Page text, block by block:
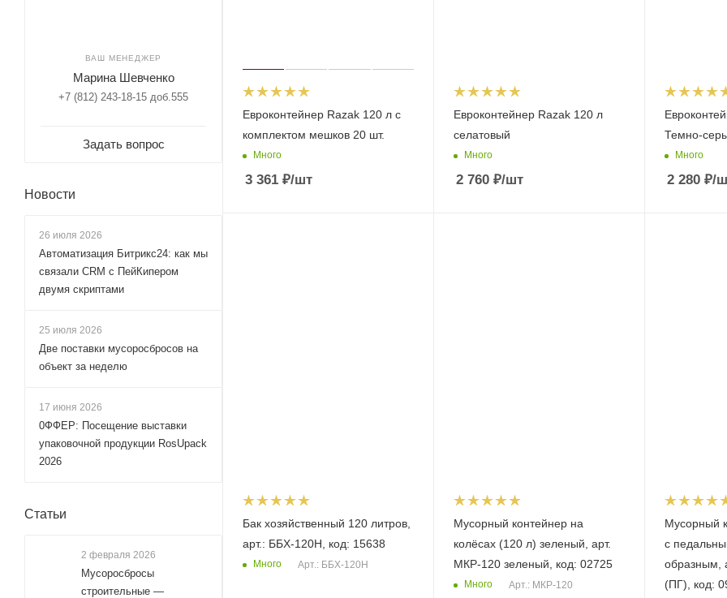
Евроконтейнер Razak 120 л с
комплектом мешков 20 шт.
Много
3 361 ₽/шт
Евроконтейнер Razak 120 л
селатовый
Много
2 760₽/шт
Темно-
Много
2 280₽/
Бак хозяйственный 120 литров,
арт.: ББХ-120Н, код: 15638
Много Арт.: ББХ-120Н
Мусорный контейнер на
колёсах (120 л) зеленый, арт.
МКР-120 зеленый, код: 02725
Много Арт.: МКР-120
Мусорный
с
образным,
(ПГ), код:
ВАШ МЕНЕДЖЕР
Марина Шевченко
+7 (812) 243-18-15 доб.555
Задать вопрос
Новости
26 июля 2026
Автоматизация Битрикс24: как мы
связали CRM с ПейКипером
двумя скриптами
25 июля 2026
Две поставки мусоросбросов на
объект за неделю
17 июня 2026
0ФФЕР: Посещение выставки
упаковочной продукции RosUpack
2026
Статьи
2 февраля 2026
Мусоросбросы
строительные —